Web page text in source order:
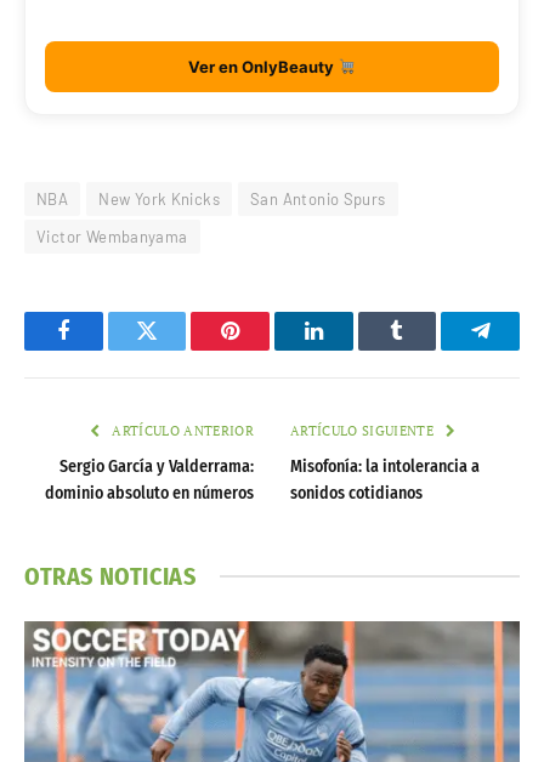
Ver en OnlyBeauty
NBA New York Knicks
San Antonio Spurs
Victor Wembanyama
FacebookTwitter Pinterest LinkedInTumblr
ARTÍCULO ANTERIOR
Sergio García y Valderrama:
dominio absoluto en números
ARTÍCULO SIGUIENTE
Misofonía: la intolerancia a
sonidos cotidianos
OTRAS NOTICIAS